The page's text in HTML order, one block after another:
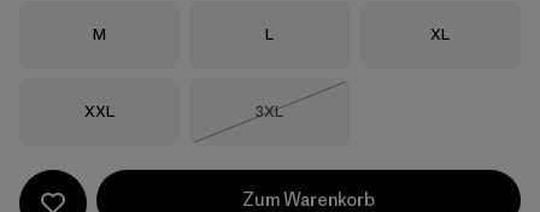
Größe
M Größe
L Größe
XL
Größe
XXL Größe
3XL
Zum Warenkorb